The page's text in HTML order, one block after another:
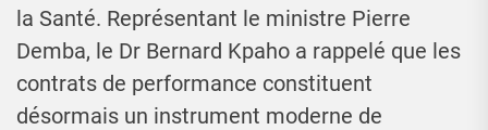
la Santé. Représentant le ministre Pierre
Demba, le Dr Bernard Kpaho a rappelé que les
contrats de performance constituent
désormais un instrument moderne de